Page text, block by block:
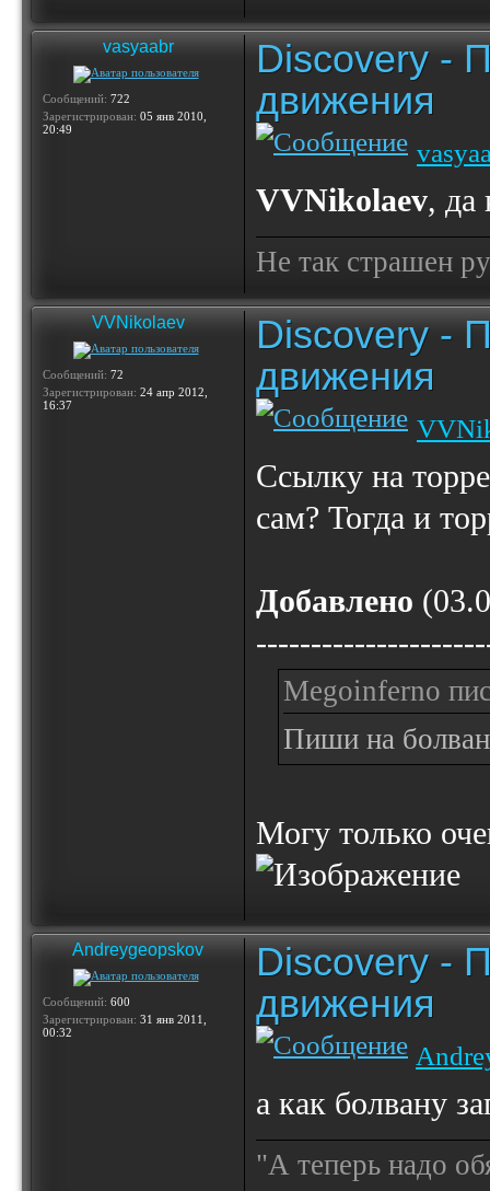
vasyaabr
Сообщений: 722
Зарегистрирован: 05 янв 2010,
20:49
Discovery -
движения
VVNikolaev, да
Не так страшен
VVNikolaev
Сообщений: 72
Зарегистрирован: 24 апр 2012,
16:37
Discovery -
движения
Ссылку на
сам? Тогда и
Добавлено
Megoinferno
Пиши на
Могу только
Andreygeopskov
Сообщений: 600
Зарегистрирован: 31 янв 2011,
00:32
Discovery -
движения
а как болвану
"А теперь надо